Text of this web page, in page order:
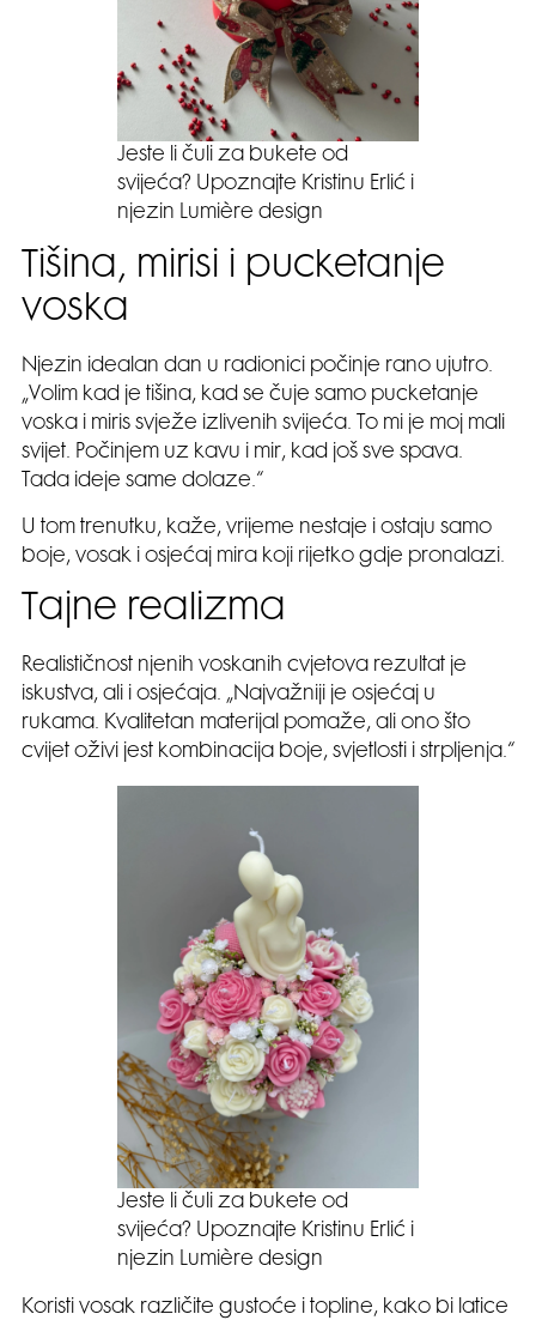
Jeste li čuli za bukete od
svijeća? Upoznajte Kristinu Erlić i
njezin Lumière design
Tišina, mirisi i pucketanje
voska
Njezin idealan dan u radionici počinje rano ujutro.
„Volim kad je tišina, kad se čuje samo pucketanje
voska i miris svježe izlivenih svijeća. To mi je moj mali
svijet. Počinjem uz kavu i mir, kad još sve spava.
Tada ideje same dolaze.“
U tom trenutku, kaže, vrijeme nestaje i ostaju samo
boje, vosak i osjećaj mira koji rijetko gdje pronalazi.
Tajne realizma
Realističnost njenih voskanih cvjetova rezultat je
iskustva, ali i osjećaja. „Najvažniji je osjećaj u
rukama. Kvalitetan materijal pomaže, ali ono što
cvijet oživi jest kombinacija boje, svjetlosti i strpljenja.“
Jeste li čuli za bukete od
svijeća? Upoznajte Kristinu Erlić i
njezin Lumière design
Koristi vosak različite gustoće i topline, kako bi latice